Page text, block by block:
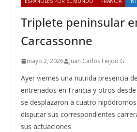
Triplete peninsular
Carcassonne
mayo 2, 2026 Juan Carlos Feijoó G.
Ayer viernes una nutrida presencia
entrenados en Francia y otros
se desplazaron a cuatro
disputar sus correspondientes
sus actuaciones